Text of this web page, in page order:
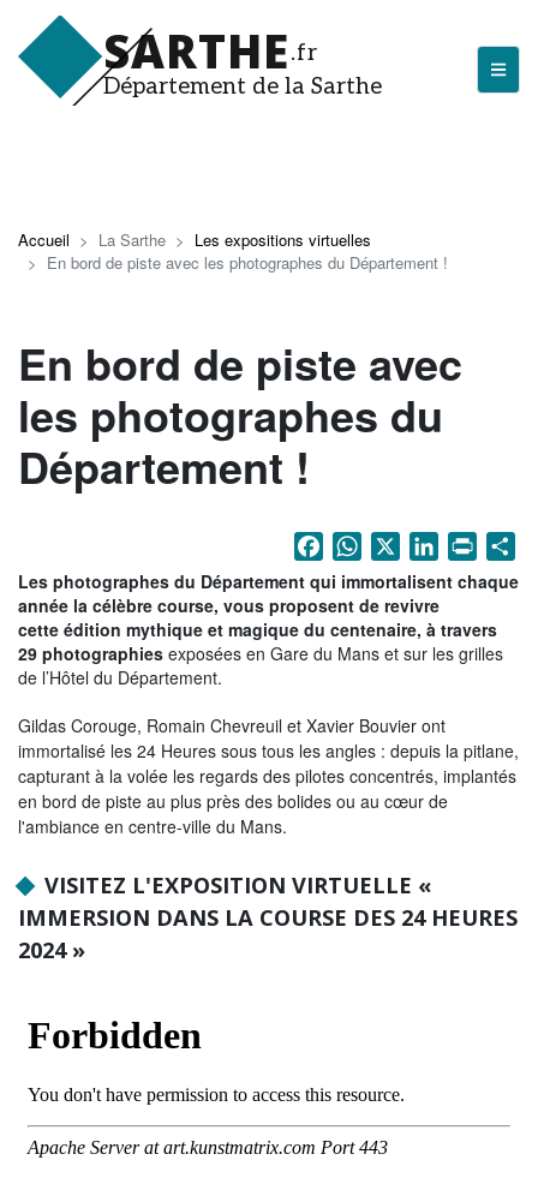
au
contenu
principal
SARTHE.fr
Département de la Sarthe
Les actualités du Département
J'arrive en Sarthe
Entreprendre en Sarthe
Tourisme en Sarthe
Que faire en Sarthe ?
L'Abbaye Royale de l'Épau
Voix au Chapitre
Les expositions virtuelles
La Sarthe sur les réseaux
La newsletter du Département de la
Sarthe
LE CONSEIL DÉPARTEMENTAL
Les 21 cantons de la Sarthe
Les conseillers départementaux
Les services
Tribunes politiques
L'Assemblée départementale
Accueil La Sarthe
Les expositions virtuelles
En bord de piste avec les photographes du Département !
En bord de piste avec
les photographes du
Département !
FacebookWhatsApp
X LinkedIn
Print
Les photographes du Département qui immortalisent chaque
année la célèbre course, vous proposent de revivre
cette édition mythique et magique du centenaire, à travers
29 photographies exposées en Gare du Mans et sur les grilles
de l’Hôtel du Département.
Gildas Corouge, Romain Chevreuil et Xavier Bouvier ont
immortalisé les 24 Heures sous tous les angles : depuis la pitlane,
capturant à la volée les regards des pilotes concentrés, implantés
en bord de piste au plus près des bolides ou au cœur de
l'ambiance en centre-ville du Mans.
VISITEZ L'EXPOSITION VIRTUELLE «
IMMERSION DANS LA COURSE DES 24 HEURES
2024 »